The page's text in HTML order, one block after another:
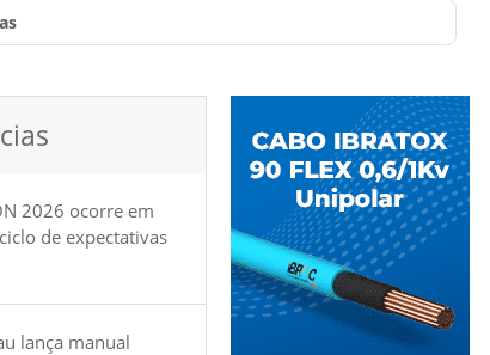
2026 ocorre em
de expectativas
lança manual